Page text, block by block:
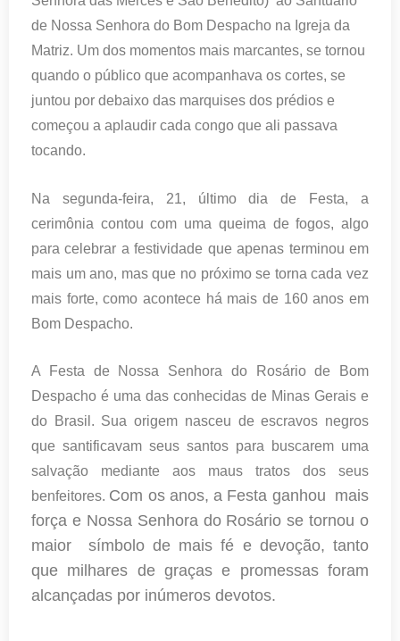
de Nossa Senhora do Bom Despacho na Igreja da
Matriz. Um dos momentos mais marcantes, se tornou
quando o público que acompanhava os cortes, se
juntou por debaixo das marquises dos prédios e
começou a aplaudir cada congo que ali passava
tocando.
Na segunda-feira, 21, último dia de Festa, a
cerimônia contou com uma queima de fogos, algo
para celebrar a festividade que apenas terminou em
mais um ano, mas que no próximo se torna cada vez
mais forte, como acontece há mais de 160 anos em
Bom Despacho.
A Festa de Nossa Senhora do Rosário de Bom
Despacho é uma das conhecidas de Minas Gerais e
do Brasil. Sua origem nasceu de escravos negros
que santificavam seus santos para buscarem uma
salvação mediante aos maus tratos dos seus
benfeitores. Com os anos, a Festa ganhou mais
força e Nossa Senhora do Rosário se tornou o
maior símbolo de mais fé e devoção, tanto
que milhares de graças e promessas foram
alcançadas por inúmeros devotos.